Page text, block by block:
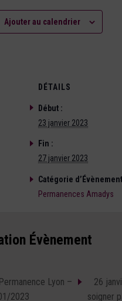
Ajouter au calendrier
DÉTAILS
Début :
23 janvier 2023
Fin :
27 janvier 2023
Catégorie
Permanences Amadys
Évènement
Permanence Lyon –
2023
26
soigner